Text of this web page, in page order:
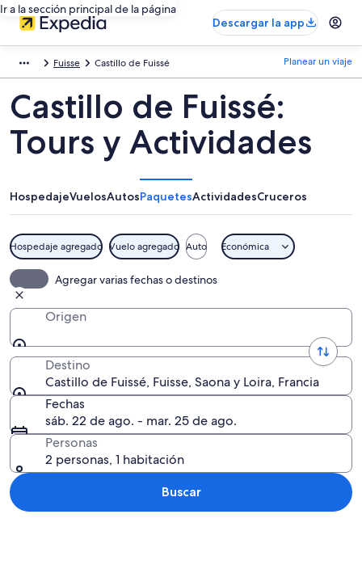
Ir a la sección principal de la página
Descargar la app
Fuisse Castillo de Fuissé Planear un viaje
Castillo de Fuissé:
Tours y Actividades
HospedajeVuelosAutosPaquetesActividadesCruceros
Hospedaje agregado Vuelo agregado Auto Económica
Agregar varias fechas o destinos
Origen
Destino
Castillo de Fuissé, Fuisse, Saona y Loira, Francia
Fechas
sáb. 22 de ago. - mar. 25 de ago.
Personas
2 personas, 1 habitación
Buscar